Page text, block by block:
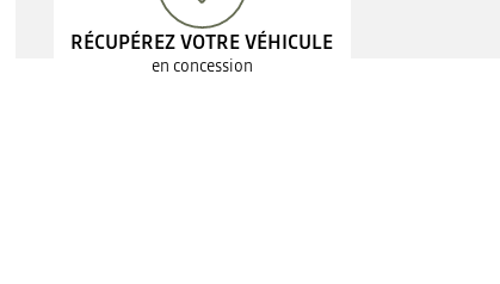
RÉCUPÉREZ VOTRE VÉHICULE
en concession